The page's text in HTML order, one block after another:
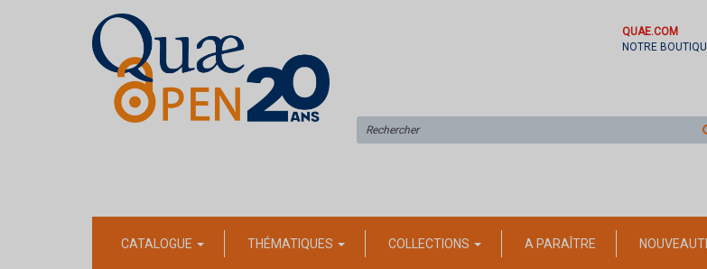
QUAE.COM
NOTRE
CATALOGUE THÉMATIQUES COLLECTIONS A PARAÎTRE